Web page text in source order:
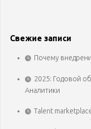
Свежие записи
Почему
2025: Годовой
Аналитики
Talent